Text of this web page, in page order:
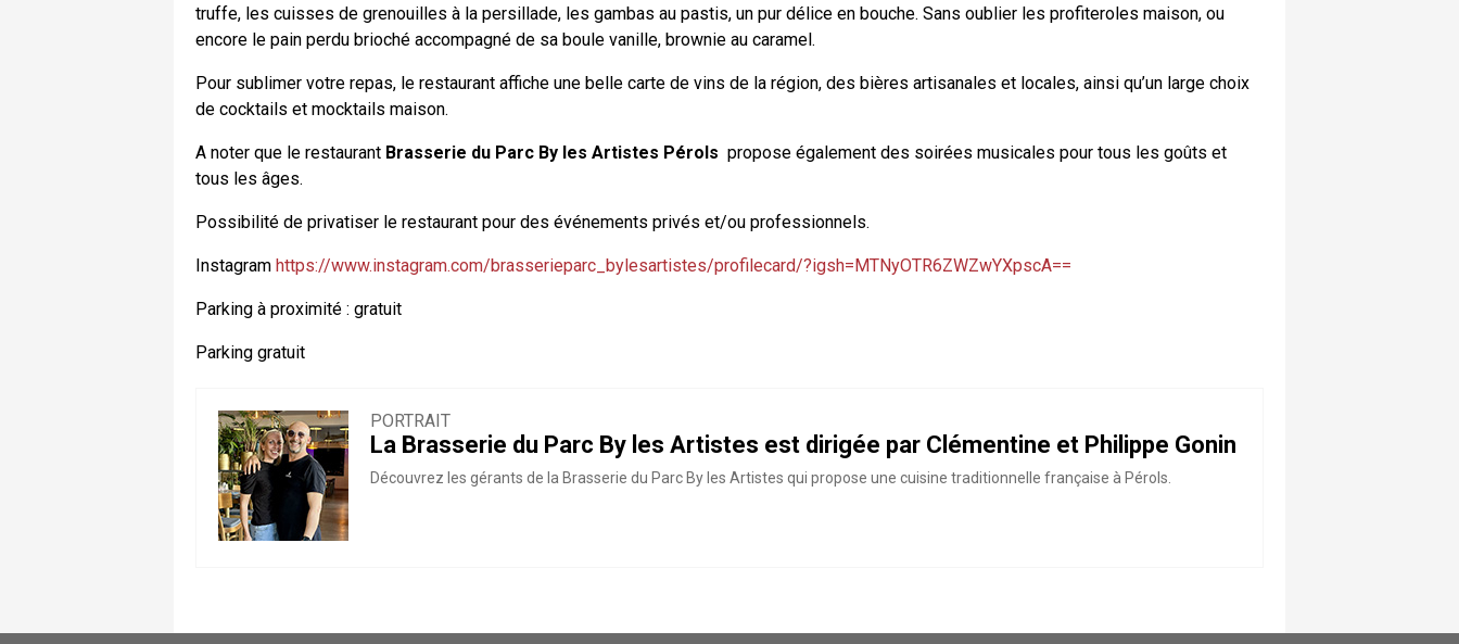
truffe, les cuisses de grenouilles à la persillade, les gambas au pastis, un pur délice en bouche. Sans oublier les profiteroles maison, ou
encore le pain perdu brioché accompagné de sa boule vanille, brownie au caramel.
Pour sublimer votre repas, le restaurant affiche une belle carte de vins de la région, des bières artisanales et locales, ainsi qu’un large choix
de cocktails et mocktails maison.
A noter que le restaurant Brasserie du Parc By les Artistes Pérols propose également des soirées musicales pour tous les goûts et
tous les âges.
Possibilité de privatiser le restaurant pour des événements privés et/ou professionnels.
Instagram https://www.instagram.com/brasserieparc_bylesartistes/profilecard/?igsh=MTNyOTR6ZWZwYXpscA==
Parking à proximité : gratuit
Parking gratuit
PORTRAIT
La Brasserie du Parc By les Artistes est dirigée par Clémentine et Philippe Gonin
Découvrez les gérants de la Brasserie du Parc By les Artistes qui propose une cuisine traditionnelle française à Pérols.